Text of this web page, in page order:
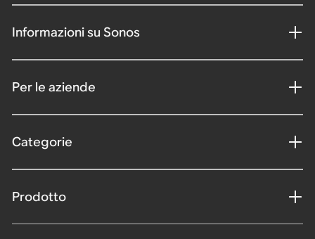
Informazioni su Sonos
Per le aziende
Categorie
Prodotto